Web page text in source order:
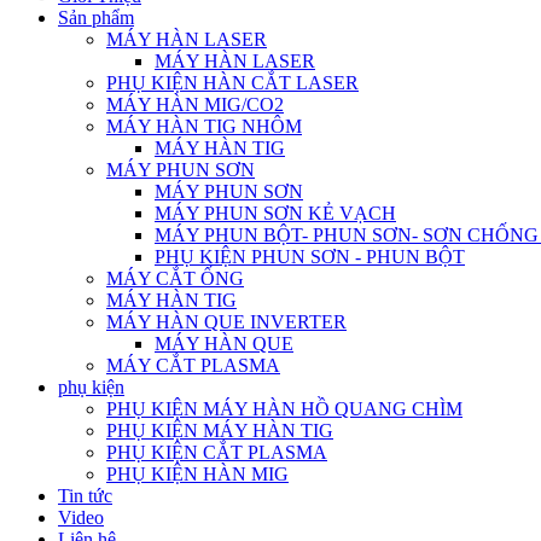
Sản phẩm
MÁY HÀN LASER
MÁY HÀN LASER
PHỤ KIỆN HÀN CẮT LASER
MÁY HÀN MIG/CO2
MÁY HÀN TIG NHÔM
MÁY HÀN TIG
MÁY PHUN SƠN
MÁY PHUN SƠN
MÁY PHUN SƠN KẺ VẠCH
MÁY PHUN BỘT- PHUN SƠN- SƠN
PHỤ KIỆN PHUN SƠN - PHUN BỘT
MÁY CẮT ỐNG
MÁY HÀN TIG
MÁY HÀN QUE INVERTER
MÁY HÀN QUE
MÁY CẮT PLASMA
phụ kiện
PHỤ KIỆN MÁY HÀN HỒ QUANG CHÌM
PHỤ KIỆN MÁY HÀN TIG
PHỤ KIỆN CẮT PLASMA
PHỤ KIỆN HÀN MIG
Tin tức
Video